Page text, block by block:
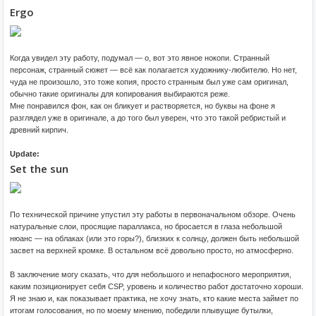
Ergo
Когда увидел эту работу, подумал — о, вот это явное нокопи. Странный
персонаж, странный сюжет — всё как полагается художнику-любителю. Но нет,
чуда не произошло, это тоже копия, просто странным был уже сам оригинал,
обычно такие оригиналы для копирования выбираются реже.
Мне понравился фон, как он бликует и растворяется, но буквы на фоне я
разглядел уже в оригинале, а до того был уверен, что это такой ребристый и
древний кирпич.
Update:
Set the sun
По технической причине упустил эту работы в первоначальном обзоре. Очень
натуральные слои, просящие параллакса, но бросается в глаза небольшой
нюанс — на облаках (или это горы?), близких к солнцу, должен быть небольшой
засвет на верхней кромке. В остальном всё довольно просто, но атмосферно.
В заключение могу сказать, что для небольшого и непафосного мероприятия,
каким позиционирует себя CSP, уровень и количество работ достаточно хороши.
Я не знаю и, как показывает практика, не хочу знать, кто какие места займет по
итогам голосования, но по моему мнению, победили плывущие бутылки,